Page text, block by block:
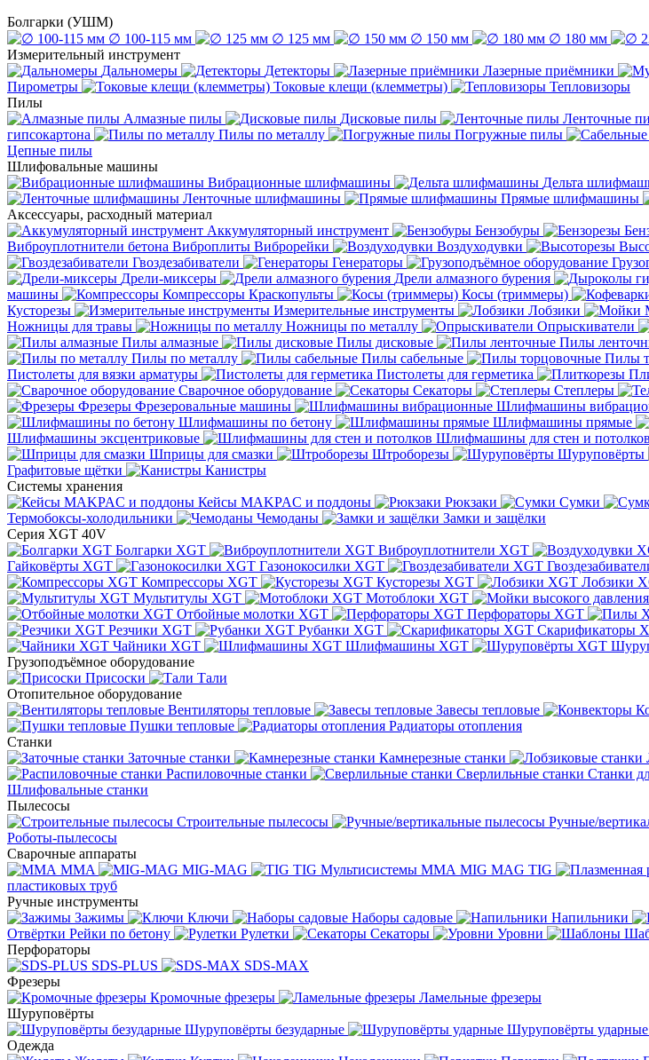
Болгарки (УШМ)
∅ 100-115 мм
∅ 125 мм ∅ 150 мм ∅ 180 мм
Измерительный инструмент
Дальномеры
Детекторы Лазерные приёмники
Пирометры
Токовые клещи (клемметры)
Тепловизоры
Пилы
Алмазные пилы
Дисковые пилы Ленточные
гипсокартона
Пилы по металлу Погружные пилы
Цепные пилы
Шлифовальные машины
Вибрационные шлифмашины
Дельта
Ленточные шлифмашины
Прямые шлифмашины
Аксессуары, расходный материал
Аккумуляторный инструмент
Бензобуры
Виброуплотнители бетона Виброплиты Виброрейки Воздуходувки
Гвоздезабиватели
Генераторы
Дрели-миксеры
Дрели алмазного бурения
машины
Компрессоры Краскопульты Косы (триммеры)
Кусторезы
Измерительные инструменты Лобзики
Ножницы для травы
Ножницы по металлу Опрыскиватели
Пилы алмазные
Пилы дисковые Пилы
Пилы по металлу
Пилы сабельные Пилы
Пистолеты для вязки арматуры
Пистолеты для герметика
Сварочное оборудование
Секаторы Степлеры
Фрезеры Фрезеровальные машины Шлифмашины
Шлифмашины по бетону
Шлифмашины прямые
Шлифмашины эксцентриковые
Шлифмашины для стен и потолков
Шприцы для смазки
Штроборезы Шуруповёрты
Графитовые щётки
Канистры
Системы хранения
Кейсы MAKPAC и поддоны
Рюкзаки Сумки
Термобоксы-холодильники
Чемоданы
Замки и защёлки
Серия XGT 40V
Болгарки XGT
Виброуплотнители XGT
Гайковёрты XGT
Газонокосилки XGT
Компрессоры XGT
Кусторезы XGT Лобзики
Мультитулы XGT
Мотоблоки XGT
Отбойные молотки XGT
Перфораторы XGT
Резчики XGT
Рубанки XGT Скарификаторы
Чайники XGT
Шлифмашины XGT
Грузоподъёмное оборудование
Присоски
Тали
Отопительное оборудование
Вентиляторы тепловые
Завесы тепловые
Пушки тепловые
Радиаторы отопления
Станки
Заточные станки
Камнерезные станки
Распиловочные станки
Сверлильные станки Станки
Шлифовальные станки
Пылесосы
Строительные пылесосы
Ручные/
Роботы-пылесосы
Сварочные аппараты
MMA
MIG-MAG TIG Мультисистемы ММА MIG MAG TIG
пластиковых труб
Ручные инструменты
Зажимы
Ключи Наборы садовые Напильники
Отвёртки Рейки по бетону Рулетки Секаторы Уровни
Перфораторы
SDS-PLUS
SDS-MAX
Фрезеры
Кромочные фрезеры
Ламельные фрезеры
Шуруповёрты
Шуруповёрты безударные
Шуруповёрты ударные
Одежда